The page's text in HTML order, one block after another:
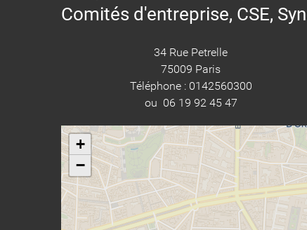
Comités d'entreprise, CSE,
34 Rue Petrelle
75009 Paris
Téléphone : 0142560300
ou 06 19 92 45 47
+
−